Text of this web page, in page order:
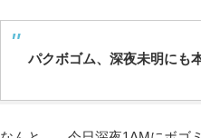
パクボゴム、深夜未明にも